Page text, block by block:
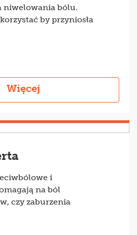
niwelowania bólu.
by przyniosła
Więcej
i
na ból
czy zaburzenia